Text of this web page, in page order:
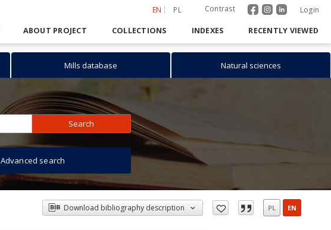
EN PL Contrast Login
ABOUT PROJECT COLLECTIONS INDEXES RECENTLY VIEWED
Mills database Natural sciences
Search
Advanced search
Download bibliography description PL EN